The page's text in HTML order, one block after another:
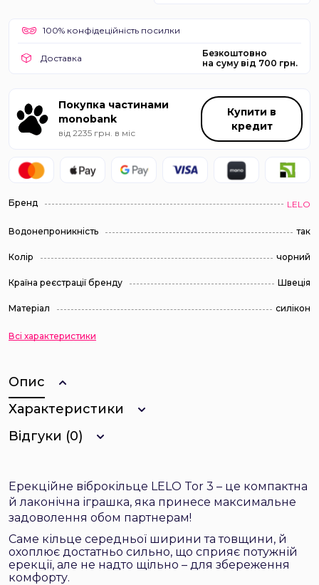
100% конфідеційність посилки
Доставка
Безкоштовно
на суму від 700 грн.
Покупка частинами
monobank
від 2235 грн. в міс
Купити в
кредит
Бренд LELO
Водонепроникність так
Колір чорний
Країна реєстрації бренду Швеція
Матеріал силікон
Всі характеристики
Опис
Характеристики
Відгуки (0)
Ерекційне віброкільце LELO Tor 3 – це компактна
й лаконічна іграшка, яка принесе максимальне
задоволення обом партнерам!
Саме кільце середньої ширини та товщини, й
охоплює достатньо сильно, що сприяє потужній
ерекції, але не надто щільно – для збереження
комфорту.